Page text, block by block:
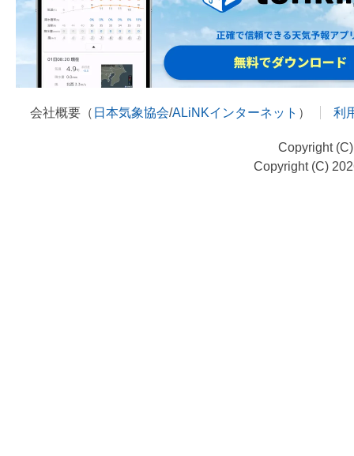
会社概要（ 日本気象協会/ALiNKインターネット ） 利
Copyright
Copyright (C)